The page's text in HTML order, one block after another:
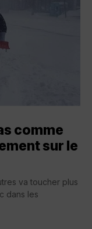
comme
sur le
va toucher plus
dans les